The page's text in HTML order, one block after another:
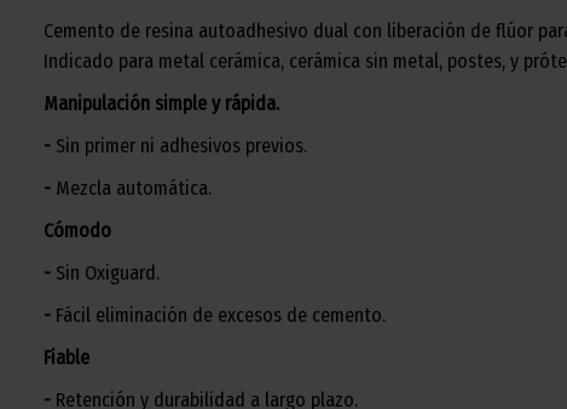
Cemento de resina autoadhesivo dual con liberación de flúor
Indicado para metal cerámica, cerámica sin metal, postes, y
Manipulación simple y rápida.
- Sin primer ni adhesivos previos.
- Mezcla automática.
Cómodo
- Sin Oxiguard.
- Fácil eliminación de excesos de cemento.
Fiable
- Retención y durabilidad a largo plazo.